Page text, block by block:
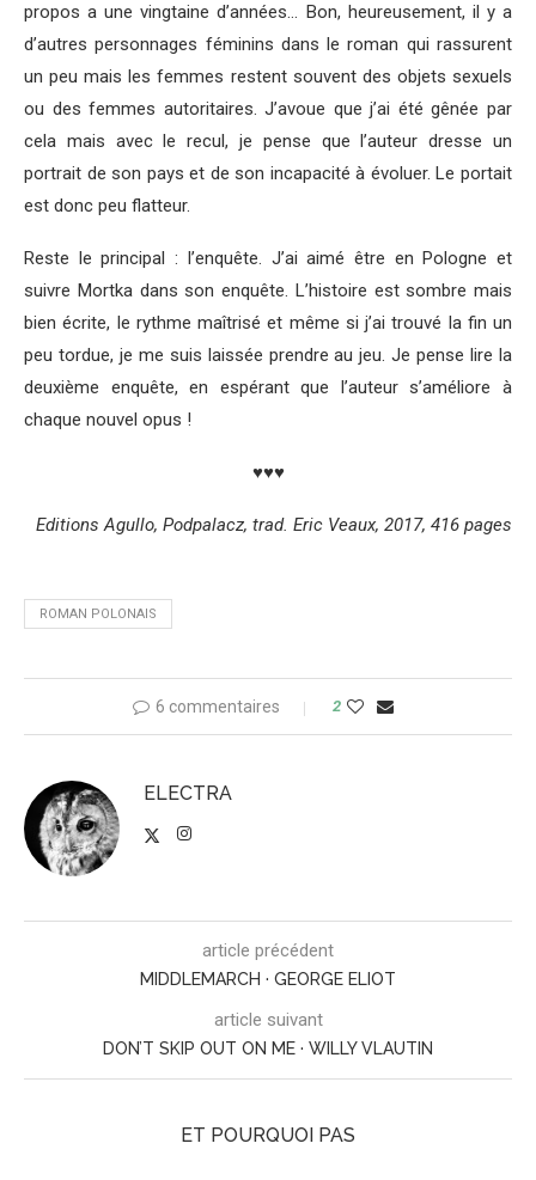
propos a une vingtaine d’années… Bon, heureusement, il y a
d’autres personnages féminins dans le roman qui rassurent
un peu mais les femmes restent souvent des objets sexuels
ou des femmes autoritaires. J’avoue que j’ai été gênée par
cela mais avec le recul, je pense que l’auteur dresse un
portrait de son pays et de son incapacité à évoluer. Le portait
est donc peu flatteur.
Reste le principal : l’enquête. J’ai aimé être en Pologne et
suivre Mortka dans son enquête. L’histoire est sombre mais
bien écrite, le rythme maîtrisé et même si j’ai trouvé la fin un
peu tordue, je me suis laissée prendre au jeu. Je pense lire la
deuxième enquête, en espérant que l’auteur s’améliore à
chaque nouvel opus !
♥♥♥
Editions Agullo, Podpalacz, trad. Eric Veaux, 2017, 416 pages
ROMAN POLONAIS
6 commentaires 2
ELECTRA
article précédent
MIDDLEMARCH · GEORGE ELIOT
article suivant
DON’T SKIP OUT ON ME · WILLY VLAUTIN
ET POURQUOI PAS